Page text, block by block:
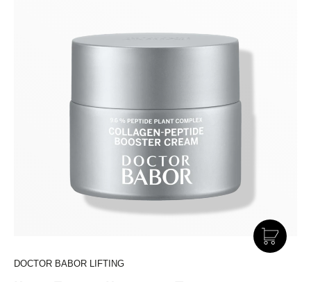
DOCTOR BABOR LIFTING